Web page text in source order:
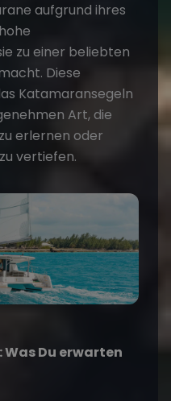
aufgrund ihres
zu einer beliebten
Diese
Katamaransegeln
Art, die
erlernen oder
vertiefen.
Du erwarten